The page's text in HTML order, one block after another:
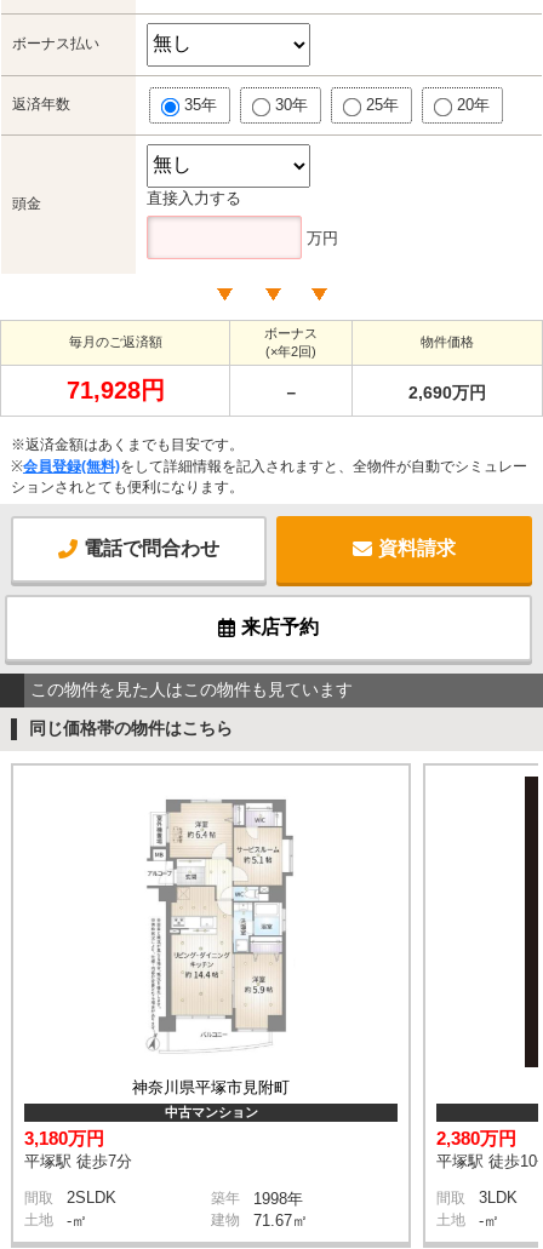
ボーナス払い
返済年数 35年 30年 25年 20年
頭金 直接入力する
万円
毎月のご返済額
ボーナス
(×年2回)
物件価格
71,928円 － 2,690万円
※返済金額はあくまでも目安です。
※会員登録(無料)をして詳細情報を記入されますと、全物件が自動でシミュレー
ションされとても便利になります。
電話で問合わせ 資料請求
来店予約
この物件を見た人はこの物件も見ています
同じ価格帯の物件はこちら
神奈川県平塚市見附町
中古マンション
3,180万円
平塚駅 徒歩7分
間取 2SLDK 築年 1998年
土地 -㎡ 建物 71.67㎡
2,380万円
平塚駅 徒歩10
間取 3LDK
土地 -㎡